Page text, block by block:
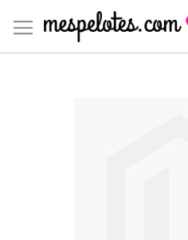
au
contenu